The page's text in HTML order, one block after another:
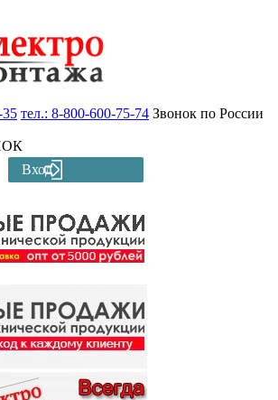
тел.: 8-800-600-75-74 Звонок по России
Вход